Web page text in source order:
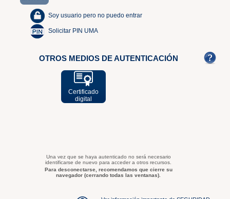
Soy usuario pero no puedo entrar
Solicitar PIN UMA
OTROS MEDIOS DE AUTENTICACIÓN
Certificado
digital
Una vez que se haya autenticado no será necesario
identificarse de nuevo para acceder a otros recursos.
Para desconectarse, recomendamos que cierre su
navegador (cerrando todas las ventanas).